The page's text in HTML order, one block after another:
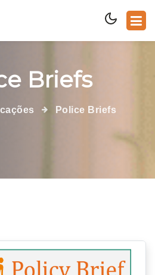
Briefs
Police Briefs